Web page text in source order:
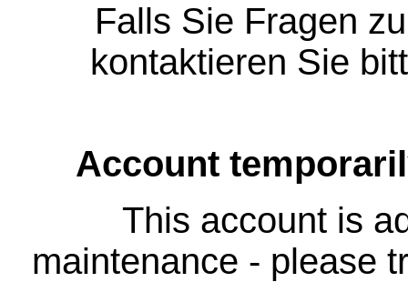
Falls Sie Fragen
kontaktieren Sie
Account
This account is
maintenance - please